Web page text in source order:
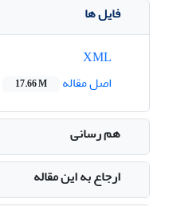
فایل ها
اصل مقاله
17.66 M
هم رسانی
ارجاع به این مقاله